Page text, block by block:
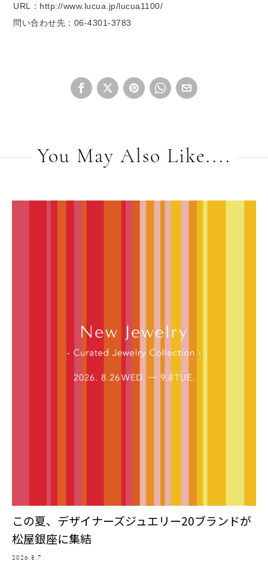
URL：http://www.lucua.jp/lucua1100/
問い合わせ先：06-4301-3783
You May Also Like....
この夏、デザイナーズジュエリー20ブランドが
松屋銀座に集結
2026.8.7